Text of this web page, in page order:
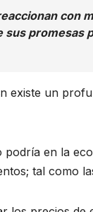
con
sus promesas
existe un
en la
tal como